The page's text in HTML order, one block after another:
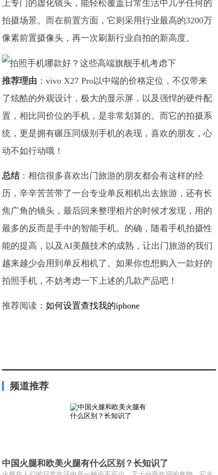
上专门的虚化镜头，能轻松覆盖日常生活中几乎任何的
拍摄场景。而在前置方面，它则采用行业最高的3200万
像素前置摄像头，再一次刷新行业自拍的新高度。
推荐理由 ：vivo X27 Pro以中端的价格定位，不仅带来
了炫酷的外观设计，极大的显示屏，以及强悍的硬件配
置，相比同价位的手机，是非常划算的。而它的拍摄系
统，更是拥有碾压同级别手机的表现，喜欢的朋友，心
动不如行动哦！
总结：相信很多喜欢出门旅游的朋友都会有这样的经
历，辛辛苦苦带了一台专业单反相机出去旅游，还有长
焦广角的镜头，最后回来整理相片的时候才发现，用的
最多的反而是手中的智能手机。的确，随着手机拍摄性
能的提高，以及AI美颜技术的成熟，让出门旅游的我们
越来越少会用到单反相机了。如果你也想购入一款好的
拍照手机，不妨考虑一下上述的几款产品吧！
推荐阅读：如何设置查找我的iphone
频道推荐
中国火腿和欧美火腿有什么区别？长知识了